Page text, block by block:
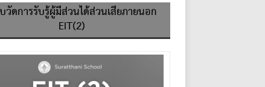
วัดการรับรู้ผู้มีส่วนได้ส่วนเสียภายนอก
EIT(2)